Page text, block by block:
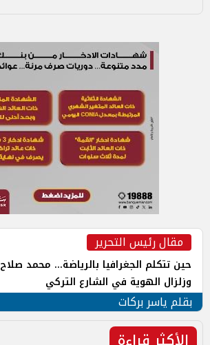
مقال رئيس التحرير
حين تتكلم الجغرافيا بالرياضة... محمد صلاح
وزلزال الهوية في الشارع التركي
بقلم ياسر بركات